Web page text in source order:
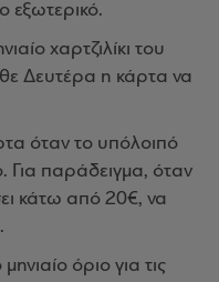
εξωτερικό.
χαρτζιλίκι του
Δευτέρα η κάρτα να
όταν το υπόλοιπό
Για παράδειγμα, όταν
κάτω από 20€, να
όριο για τις